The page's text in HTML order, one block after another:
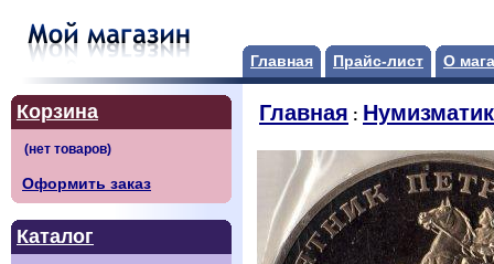
Главная Прайс-лист О
Корзина
Оформить заказ
Каталог
Главная :